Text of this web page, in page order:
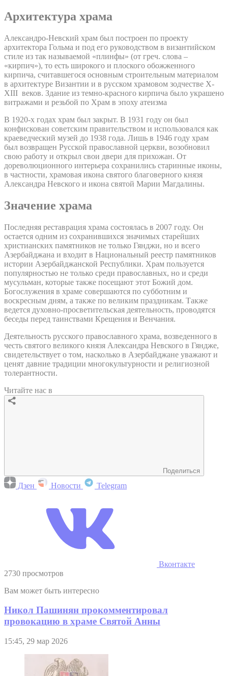
Архитектура храма
Александро-Невский храм был построен по проекту
архитектора Гольма и под его руководством в византийском
стиле из так называемой «плинфы» (от греч. слова –
«кирпич»), то есть широкого и плоского обожженного
кирпича, считавшегося основным строительным материалом
в архитектуре Византии и в русском храмовом зодчестве X-
XIII веков. Здание из темно-красного кирпича было украшено
витражами и резьбой по Храм в эпоху атеизма
В 1920-х годах храм был закрыт. В 1931 году он был
конфискован советским правительством и использовался как
краеведческий музей до 1938 года. Лишь в 1946 году храм
был возвращен Русской православной церкви, возобновил
свою работу и открыл свои двери для прихожан. От
дореволюционного интерьера сохранились старинные иконы,
в частности, храмовая икона святого благоверного князя
Александра Невского и икона святой Марии Магдалины.
Значение храма
Последняя реставрация храма состоялась в 2007 году. Он
остается одним из сохранившихся значимых старейших
христианских памятников не только Гянджи, но и всего
Азербайджана и входит в Национальный реестр памятников
истории Азербайджанской Республики. Храм пользуется
популярностью не только среди православных, но и среди
мусульман, которые также посещают этот Божий дом.
Богослужения в храме совершаются по субботним и
воскресным дням, а также по великим праздникам. Также
ведется духовно-просветительская деятельность, проводятся
беседы перед таинствами Крещения и Венчания.
Деятельность русского православного храма, возведенного в
честь святого великого князя Александра Невского в Гяндже,
свидетельствует о том, насколько в Азербайджане уважают и
ценят давние традиции многокультурности и религиозной
толерантности.
Читайте нас в
Поделиться
Дзен Новости Telegram
Вконтакте
2730 просмотров
Вам может быть интересно
Никол Пашинян прокомментировал
провокацию в храме Святой Анны
15:45, 29 мар 2026